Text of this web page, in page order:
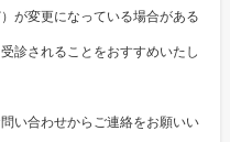
が変更になっている場合がある
診されることをおすすめいたし
い合わせからご連絡をお願いい